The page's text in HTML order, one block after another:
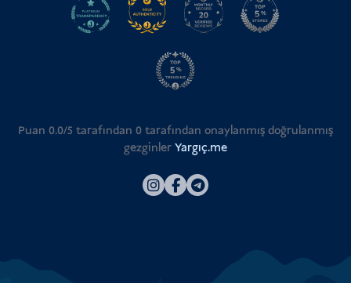
Puan 0.0/5 tarafından 0 tarafından onaylanmış doğrulanmış
gezginler Yargıç.me